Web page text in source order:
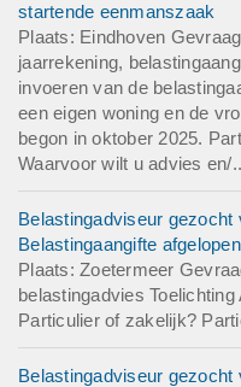
startende eenmanszaak
Plaats: Eindhoven
jaarrekening,
invoeren van de
een eigen woning en de
begon in oktober 2025.
Waarvoor wilt u advies en/
Belastingadviseur gezocht
Belastingaangifte
Plaats: Zoetermeer
belastingadvies
Particulier of zakelijk?
Belastingadviseur gezocht